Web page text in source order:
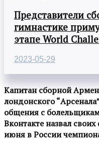
Представители
гимнастике
этапе World
2023-05-29
Капитан сборной
лондонского
общения с
Вконтакте назвал
июня в России